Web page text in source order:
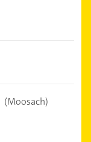
(Moosach)